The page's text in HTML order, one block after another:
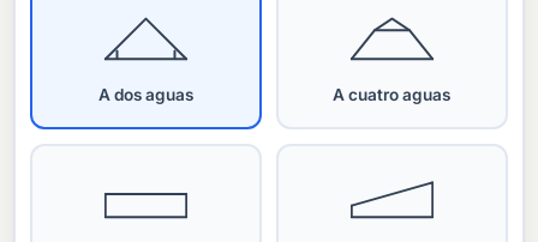
A dos aguas A cuatro aguas